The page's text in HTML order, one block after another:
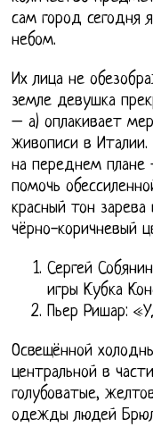
сам город сегодня
небом.
Их лица не
земле девушка
– а) оплакивает
живописи в Италии.
на переднем плане
помочь
красный тон
чёрно-коричневый
Сергей
игры Кубка
Пьер Ришар:
Освещённой
центральной в
голубоватые,
одежды людей